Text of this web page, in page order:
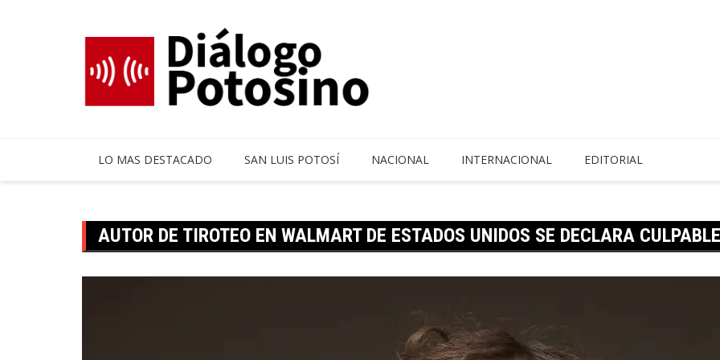
LO MAS DESTACADO SAN LUIS POTOSÍ NACIONAL INTERNACIONAL EDITORIAL
AUTOR DE TIROTEO EN WALMART DE ESTADOS UNIDOS SE DECLARA